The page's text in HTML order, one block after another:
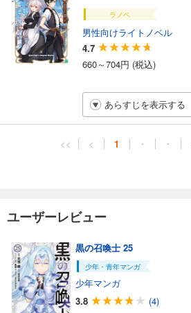
ラノベ
男性向けライトノベル
4.7
660～704円 (税込)
あらすじを表示する
<< < 1 ・ ・
ユーザーレビュー
黒の召喚士 25
少年・青年マンガ
少年マンガ
3.8
(4)